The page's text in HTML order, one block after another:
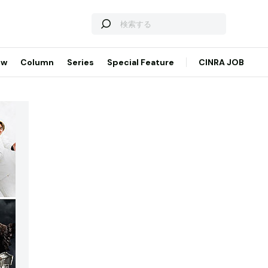
Column Series Special Feature CINRA JOB